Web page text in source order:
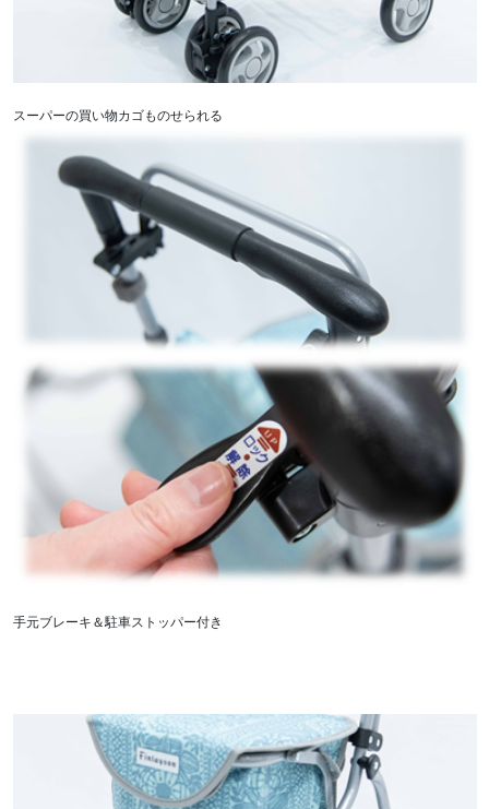
スーパーの買い物カゴものせられる
手元ブレーキ＆駐車ストッパー付き